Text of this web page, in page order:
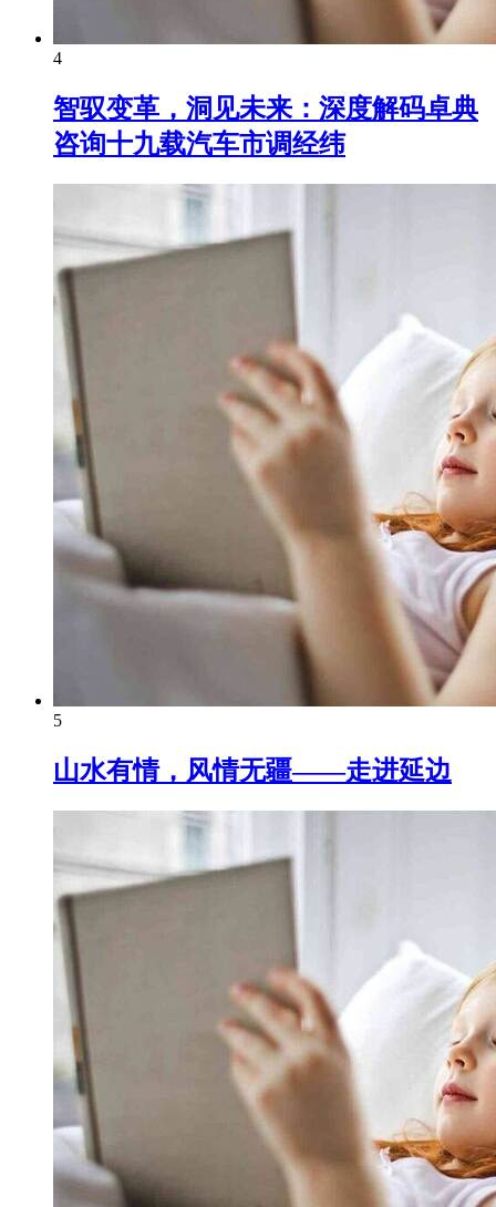
4
智驭变革，洞见未来：深度解码卓典
咨询十九载汽车市调经纬
5
山水有情，风情无疆——走进延边